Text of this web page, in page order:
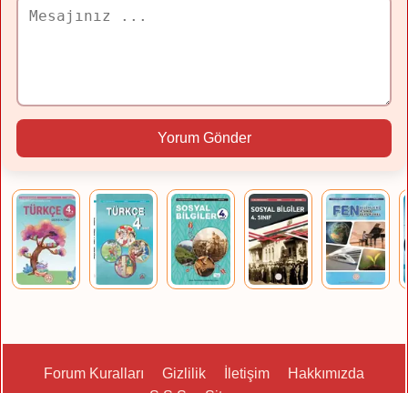
Yorum Gönder
Forum Kuralları Gizlilik İletişim
Hakkımızda